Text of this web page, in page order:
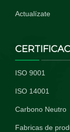
Actualízate
ISO 9001
ISO 14001
Carbono Neutro
Fabricas de